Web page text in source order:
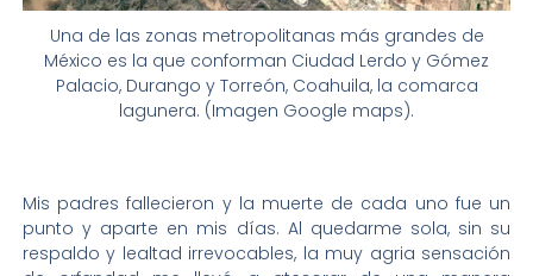
Una de las zonas metropolitanas más grandes de
México es la que conforman Ciudad Lerdo y Gómez
Palacio, Durango y Torreón, Coahuila, la comarca
lagunera. (Imagen Google maps).
Mis padres fallecieron y la muerte de cada uno fue un
punto y aparte en mis días. Al quedarme sola, sin su
respaldo y lealtad irrevocables, la muy agria sensación